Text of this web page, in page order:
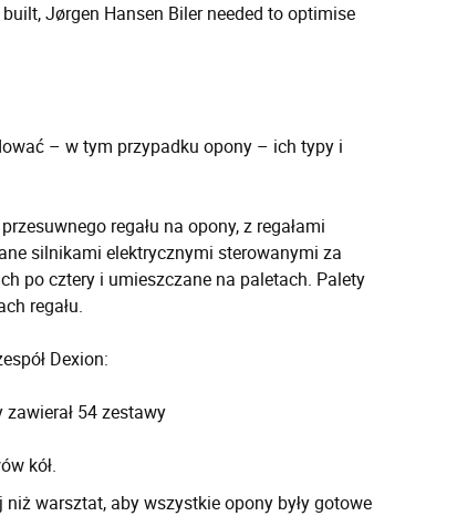
Jørgen Hansen Biler needed to optimise
– w tym przypadku opony – ich typy i
regału na opony, z regałami
silnikami elektrycznymi sterowanymi za
po cztery i umieszczane na paletach. Palety
regału.
Dexion:
54 zestawy
kół.
warsztat, aby wszystkie opony były gotowe